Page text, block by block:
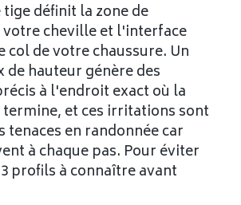
définit la zone de
cheville et l'interface
col de votre chaussure. Un
de hauteur génère des
à l'endroit exact où la
termine, et ces irritations sont
tenaces en randonnée car
à chaque pas. Pour éviter
profils à connaître avant